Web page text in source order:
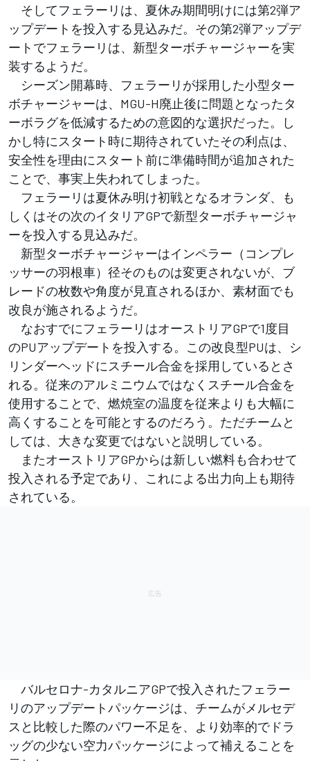
そしてフェラーリは、夏休み期間明けには第2弾ア
ップデートを投入する見込みだ。その第2弾アップデ
ートでフェラーリは、新型ターボチャージャーを実
装するようだ。
シーズン開幕時、フェラーリが採用した小型ター
ボチャージャーは、MGU-H廃止後に問題となったタ
ーボラグを低減するための意図的な選択だった。し
かし特にスタート時に期待されていたその利点は、
安全性を理由にスタート前に準備時間が追加された
ことで、事実上失われてしまった。
フェラーリは夏休み明け初戦となるオランダ、も
しくはその次のイタリアGPで新型ターボチャージャ
ーを投入する見込みだ。
新型ターボチャージャーはインペラー（コンプレ
ッサーの羽根車）径そのものは変更されないが、ブ
レードの枚数や角度が見直されるほか、素材面でも
改良が施されるようだ。
なおすでにフェラーリはオーストリアGPで1度目
のPUアップデートを投入する。この改良型PUは、シ
リンダーヘッドにスチール合金を採用しているとさ
れる。従来のアルミニウムではなくスチール合金を
使用することで、燃焼室の温度を従来よりも大幅に
高くすることを可能とするのだろう。ただチームと
しては、大きな変更ではないと説明している。
またオーストリアGPからは新しい燃料も合わせて
投入される予定であり、これによる出力向上も期待
されている。
バルセロナ-カタルニアGPで投入されたフェラー
リのアップデートパッケージは、チームがメルセデ
スと比較した際のパワー不足を、より効率的でドラ
ッグの少ない空力パッケージによって補えることを